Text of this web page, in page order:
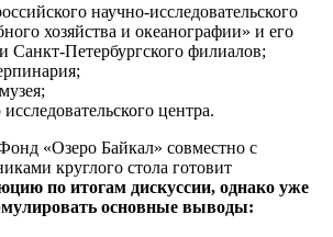
научно-исследовательского
хозяйства и океанографии» и его
Санкт-Петербургского филиалов;
центра.
«Озеро Байкал» совместно с
круглого стола готовит
по итогам дискуссии, однако уже
основные выводы: